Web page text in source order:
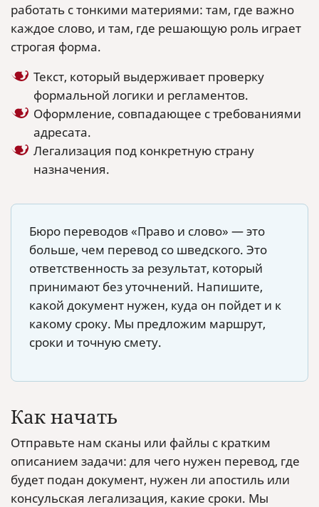
работать с тонкими материями: там, где важно
каждое слово, и там, где решающую роль играет
строгая форма.
Текст, который выдерживает проверку
формальной логики и регламентов.
Оформление, совпадающее с требованиями
адресата.
Легализация под конкретную страну
назначения.
Бюро переводов «Право и слово» — это
больше, чем перевод со шведского. Это
ответственность за результат, который
принимают без уточнений. Напишите,
какой документ нужен, куда он пойдет и к
какому сроку. Мы предложим маршрут,
сроки и точную смету.
Как начать
Отправьте нам сканы или файлы с кратким
описанием задачи: для чего нужен перевод, где
будет подан документ, нужен ли апостиль или
консульская легализация, какие сроки. Мы